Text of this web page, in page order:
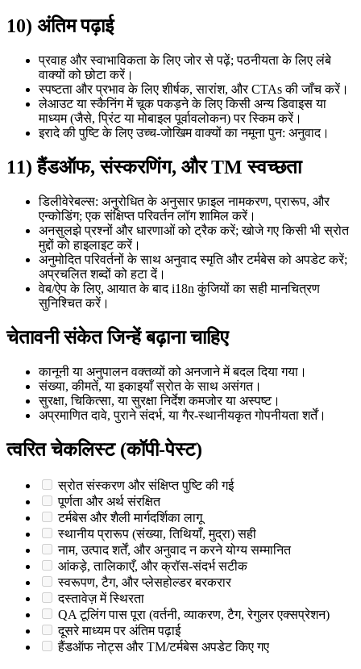
10) अंतिम पढ़ाई
प्रवाह और स्वाभाविकता के लिए जोर से पढ़ें; पठनीयता के लिए लंबे
वाक्यों को छोटा करें।
स्पष्टता और प्रभाव के लिए शीर्षक, सारांश, और CTAs की जाँच करें।
लेआउट या स्कैनिंग में चूक पकड़ने के लिए किसी अन्य डिवाइस या
माध्यम (जैसे, प्रिंट या मोबाइल पूर्वावलोकन) पर स्किम करें।
इरादे की पुष्टि के लिए उच्च-जोखिम वाक्यों का नमूना पुन: अनुवाद।
11) हैंडऑफ, संस्करणिंग, और TM स्वच्छता
डिलीवेरेबल्स: अनुरोधित के अनुसार फ़ाइल नामकरण, प्रारूप, और
एन्कोडिंग; एक संक्षिप्त परिवर्तन लॉग शामिल करें।
अनसुलझे प्रश्नों और धारणाओं को ट्रैक करें; खोजे गए किसी भी स्रोत
मुद्दों को हाइलाइट करें।
अनुमोदित परिवर्तनों के साथ अनुवाद स्मृति और टर्मबेस को अपडेट करें;
अप्रचलित शब्दों को हटा दें।
वेब/ऐप के लिए, आयात के बाद i18n कुंजियों का सही मानचित्रण
सुनिश्चित करें।
चेतावनी संकेत जिन्हें बढ़ाना चाहिए
कानूनी या अनुपालन वक्तव्यों को अनजाने में बदल दिया गया।
संख्या, कीमतें, या इकाइयाँ स्रोत के साथ असंगत।
सुरक्षा, चिकित्सा, या सुरक्षा निर्देश कमजोर या अस्पष्ट।
अप्रमाणित दावे, पुराने संदर्भ, या गैर-स्थानीयकृत गोपनीयता शर्तें।
त्वरित चेकलिस्ट (कॉपी-पेस्ट)
स्रोत संस्करण और संक्षिप्त पुष्टि की गई
पूर्णता और अर्थ संरक्षित
टर्मबेस और शैली मार्गदर्शिका लागू
स्थानीय प्रारूप (संख्या, तिथियाँ, मुद्रा) सही
नाम, उत्पाद शर्तें, और अनुवाद न करने योग्य सम्मानित
आंकड़े, तालिकाएँ, और क्रॉस-संदर्भ सटीक
स्वरूपण, टैग, और प्लेसहोल्डर बरकरार
दस्तावेज़ में स्थिरता
QA टूलिंग पास पूरा (वर्तनी, व्याकरण, टैग, रेगुलर एक्सप्रेशन)
दूसरे माध्यम पर अंतिम पढ़ाई
हैंडऑफ नोट्स और TM/टर्मबेस अपडेट किए गए